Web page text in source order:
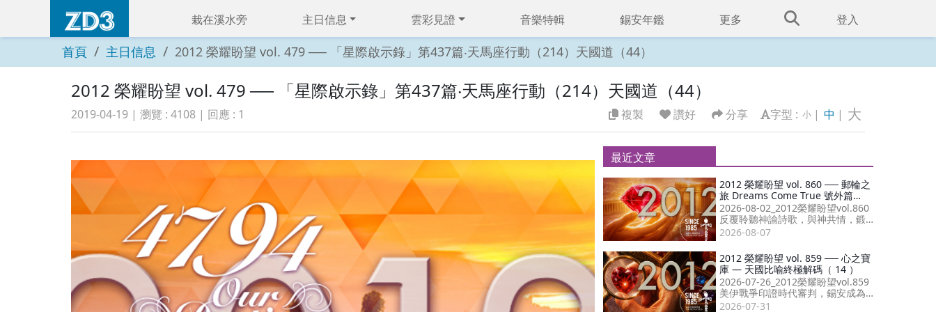
栽在溪水旁 主日信息 雲彩見證 音樂特輯 錫安年鑑 更多 登入
首頁 主日信息 2012 榮耀盼望 vol. 479 ── 「星際啟示錄」第437篇‧天馬座行動（214）天國道（44）
2012 榮耀盼望 vol. 479 ── 「星際啟示錄」第437篇‧天馬座行動（214）天國道（44）
2019-04-19 | 瀏覽 : 4108 | 回應 : 1 複製 讚好 分享 字型 : 小 | 中 | 大
最近文章
2012 榮耀盼望 vol. 860 ── 郵輪之
旅 Dreams Come True 號外篇
（21）
2026-08-02_2012榮耀盼望vol.860
反覆聆聽神諭詩歌，與神共情，鍛
造出質量為先的信仰生命，與受膏
2026-08-07
2012 榮耀盼望 vol. 859 ── 心之寶
庫 — 天國比喻終極解碼（ 14 ）
2026-07-26_2012榮耀盼望vol.859
美伊戰爭印證時代審判，錫安成為
災難唯一福音；敬拜讚美傳遞神同
2026-07-31